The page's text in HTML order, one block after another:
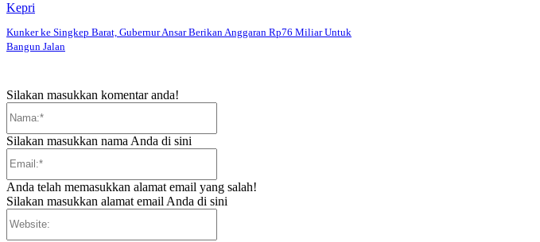
Kepri
Kunker ke Singkep Barat, Gubernur Ansar Berikan Anggaran Rp76 Miliar Untuk
Bangun Jalan
Silakan masukkan komentar anda!
Silakan masukkan nama Anda di sini
Anda telah memasukkan alamat email yang salah!
Silakan masukkan alamat email Anda di sini